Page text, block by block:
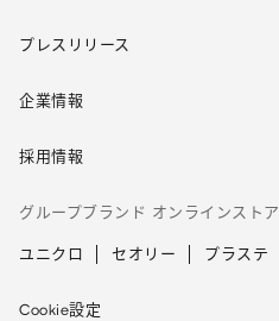
プレスリリース
企業情報
採用情報
グループブランド オンラインストア
ユニクロ セオリー プラステ
Cookie設定